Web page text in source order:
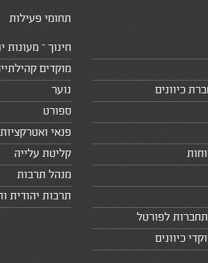
כיוונים
לפורטל
כיוונים
תחומי פעילות
חינוך – מעונות
מוקדים
נוער
ספורט
פנאי ואטרקציות
קליטת עלייה
מנהל תרבות
תרבות יהודית